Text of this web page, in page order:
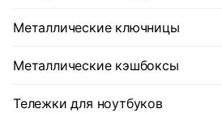
Металлические ключницы
Металлические кэшбоксы
Тележки для ноутбуков